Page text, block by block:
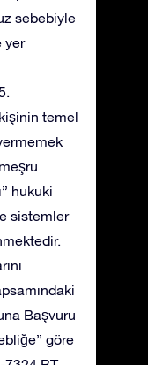
sebebiyle
yer
temel
hukuki
sistemler
Başvuru
göre